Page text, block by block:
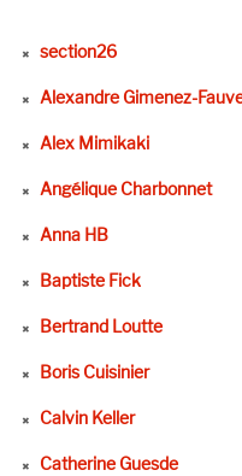
section26
Alexandre Gimenez-
Alex Mimikaki
Angélique Charbonnet
Anna HB
Baptiste Fick
Bertrand Loutte
Boris Cuisinier
Calvin Keller
Catherine Guesde